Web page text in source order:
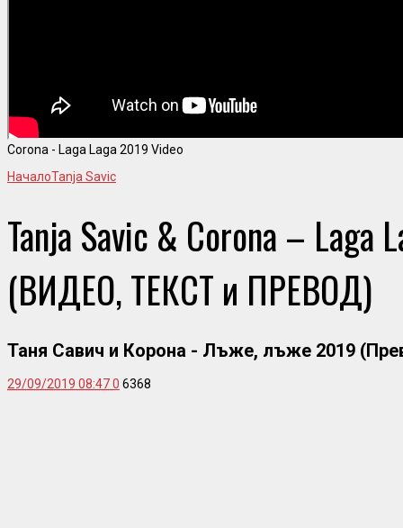
Corona - Laga Laga 2019 Video
НачалоTanja Savic
Tanja Savic & Corona – Laga
(ВИДЕО, ТЕКСТ и ПРЕВОД)
Таня Савич и Корона - Лъже, лъже 2019
29/09/2019 08:470 6368